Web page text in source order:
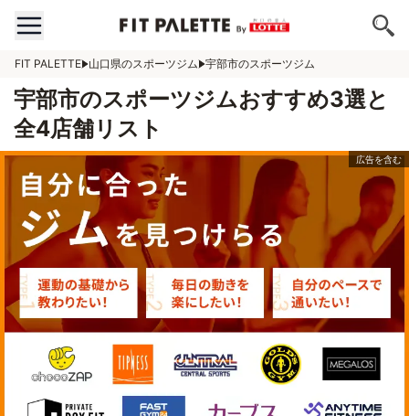
FIT PALETTE 山口県のスポーツジム 宇部市のスポーツジム
宇部市のスポーツジムおすすめ3選と
全4店舗リスト